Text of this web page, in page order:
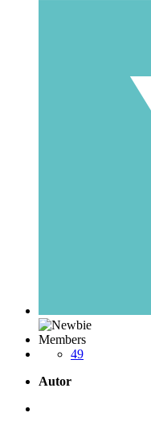
Members
49
Autor